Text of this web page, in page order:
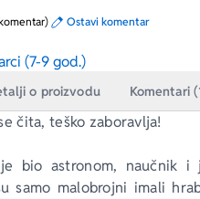
ocena je 5.0 od 5
Ostavi komentar
(7-9 god.)
o proizvodu Komentari
čita, teško zaboravlja!
bio astronom, naučnik i
samo malobrojni imali